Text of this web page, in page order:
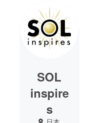
SOL
inspire
s